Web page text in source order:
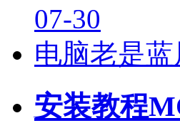
07-30
电脑老是
安装教程